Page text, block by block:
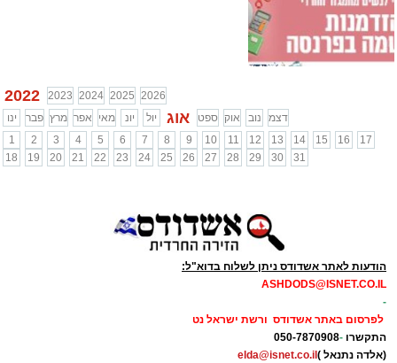
2022 2023 2024 2025 2026
ינו
פבר מרץ אפר מאי יונ יול אוג ספט אוק נוב
דצמ
1
2 3 4 5 6 7 8 9 10 11 12 13 14 15 16
17
18
19 20 21 22 23 24 25 26 27 28 29 30 31
הודעות לאתר אשדודס ניתן לשלוח בדוא"ל:
ASHDODS@ISNET.CO.IL
-
לפרסום באתר אשדודס ורשת ישראל נט
התקשרו -
050-7870908
(אלדה נתנאל ) elda@isnet.co.il